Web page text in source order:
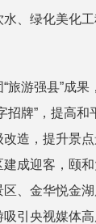
、绿化美化
“旅游强县”成
招牌”，提高和
造，提升景
成迎客，颐
、金华悦金
引央视媒体